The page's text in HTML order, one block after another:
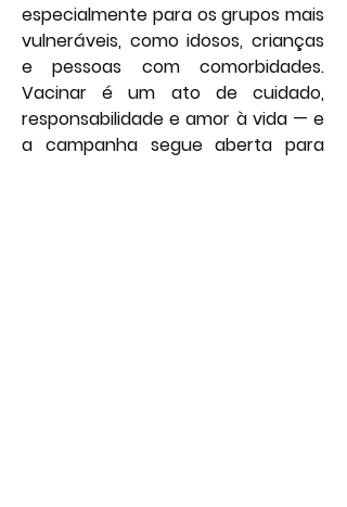
especialmente para os grupos mais
vulneráveis, como idosos, crianças
e pessoas com comorbidades.
Vacinar é um ato de cuidado,
responsabilidade e amor à vida — e
a campanha segue aberta para